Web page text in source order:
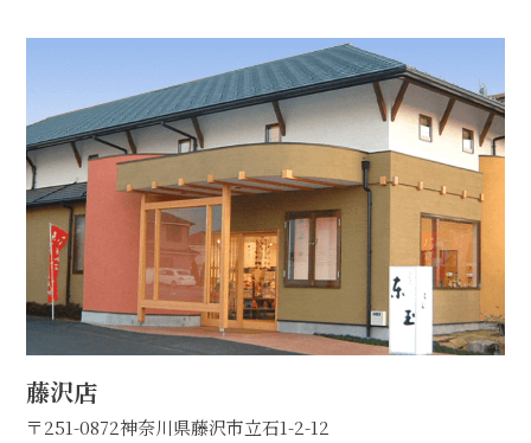
藤沢店
〒251-0872神奈川県藤沢市立石1-2-12